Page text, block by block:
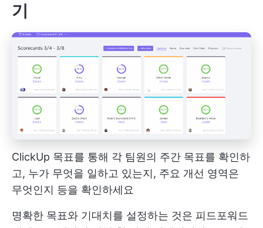
기
ClickUp 목표를 통해 각 팀원의 주간 목표를 확인하
고, 누가 무엇을 일하고 있는지, 주요 개선 영역은
무엇인지 등을 확인하세요
명확한 목표와 기대치를 설정하는 것은 피드포워드